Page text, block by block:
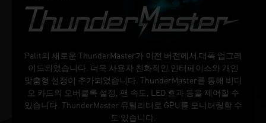
Palit의 새로운 ThunderMaster가 이전 버전에서 대폭 업그레
이드되었습니다. 더욱 사용자 친화적인 인터페이스와 개인
맞춤형 설정이 추가되었습니다. ThunderMaster를 통해 비디
오 카드의 오버클록 설정, 팬 속도, LED 효과 등을 제어할 수
있습니다. ThunderMaster 유틸리티로 GPU를 모니터링할 수
도 있습니다.